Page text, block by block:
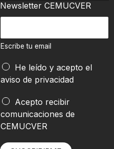
Newsletter CEMUCVER
c
i
b
e
u
e
m
Escribe tu email
*
a
i
l
He leído y acepto el
aviso de privacidad
Acepto recibir
comunicaciones de
CEMUCVER